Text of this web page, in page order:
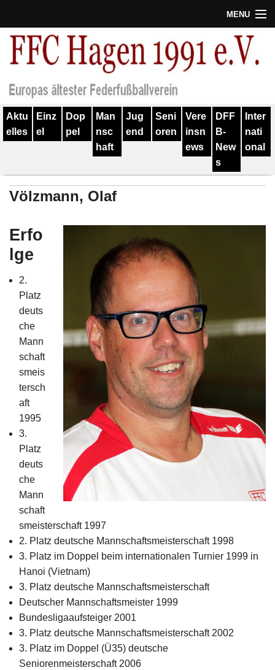
MENU
Termine
Verein
Geschichte
Training
Spieler
Kontakt
Links
Impressum
Aktu
elles
Einz
el
Dop
pel
Man
nsc
haft
Jug
end
Seni
oren
Vere
insn
ews
DFF
B-
New
s
Inter
nati
onal
Völzmann, Olaf
Erfo
lge
2.
Platz
deuts
che
Mann
schaft
smeis
tersch
aft
1995
3.
Platz
deuts
che
Mann
schaft
smeisterschaft 1997
2. Platz deutsche Mannschaftsmeisterschaft 1998
3. Platz im Doppel beim internationalen Turnier 1999 in
Hanoi (Vietnam)
3. Platz deutsche Mannschaftsmeisterschaft
Deutscher Mannschaftsmeister 1999
Bundesligaaufsteiger 2001
3. Platz deutsche Mannschaftsmeisterschaft 2002
3. Platz im Doppel (Ü35) deutsche
Seniorenmeisterschaft 2006